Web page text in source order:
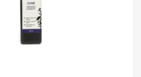
ПРИДБАТИ
Add to Wishlist